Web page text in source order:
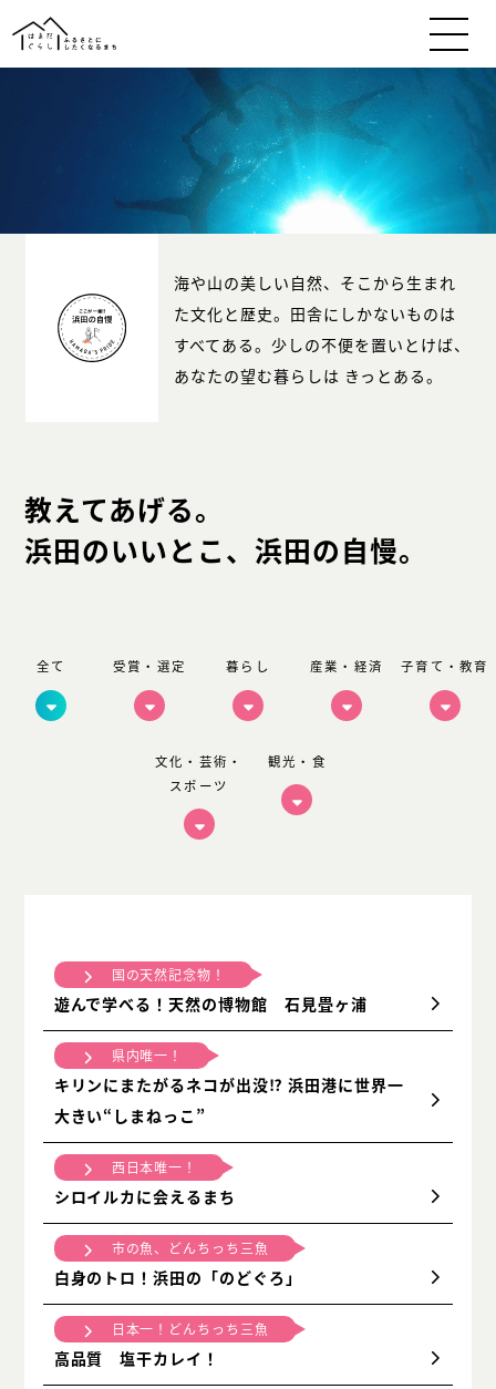
海や山の美しい自然、そこから生まれ
た文化と歴史。田舎にしかないものは
すべてある。少しの不便を置いとけば、
あなたの望む暮らしは きっとある。
教えてあげる。
浜田のいいとこ、浜田の自慢。
全て 受賞・選定 暮らし 産業・経済 子育て・教育
文化・芸術・
スポーツ
観光・食
国の天然記念物！
遊んで学べる！天然の博物館 石見畳ヶ浦
県内唯一！
キリンにまたがるネコが出没⁉ 浜田港に世界一
大きい“しまねっこ”
西日本唯一！
シロイルカに会えるまち
市の魚、どんちっち三魚
白身のトロ！浜田の「のどぐろ」
日本一！どんちっち三魚
高品質 塩干カレイ！